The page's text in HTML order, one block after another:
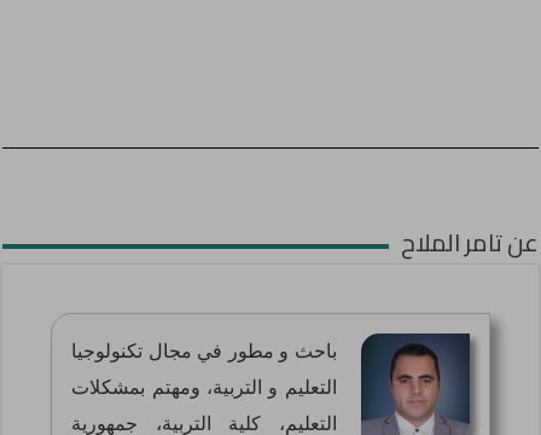
عن تامر الملاح
باحث و مطور في مجال تكنولوجيا
التعليم و التربية، ومهتم بمشكلات
التعليم، كلية التربية، جمهورية